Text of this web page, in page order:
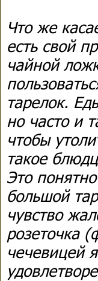
Что же
есть свой
чайной
тарелок.
но часто и
чтобы
такое
Это
большой
чувство
розеточка
чечевицей